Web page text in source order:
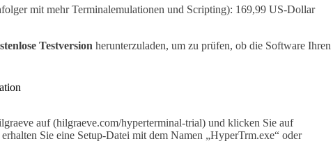
mit mehr Terminalemulationen und Scripting): 169,99 US-Dollar
Testversion herunterzuladen, um zu prüfen, ob die Software Ihren
auf (hilgraeve.com/hyperterminal-trial) und klicken Sie auf
Sie eine Setup-Datei mit dem Namen „HyperTrm.exe“ oder